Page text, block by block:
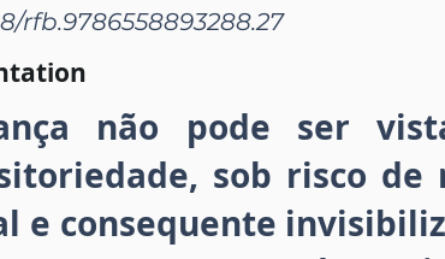
rfb.9786558893288.27
não pode ser
sob risco de
e consequente